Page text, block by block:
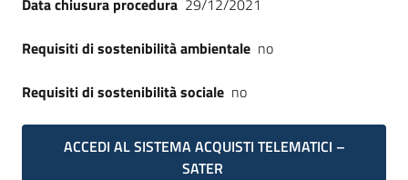
Data chiusura procedura 29/12/2021
Requisiti di sostenibilità ambientale no
Requisiti di sostenibilità sociale no
ACCEDI AL SISTEMA ACQUISTI TELEMATICI –
SATER